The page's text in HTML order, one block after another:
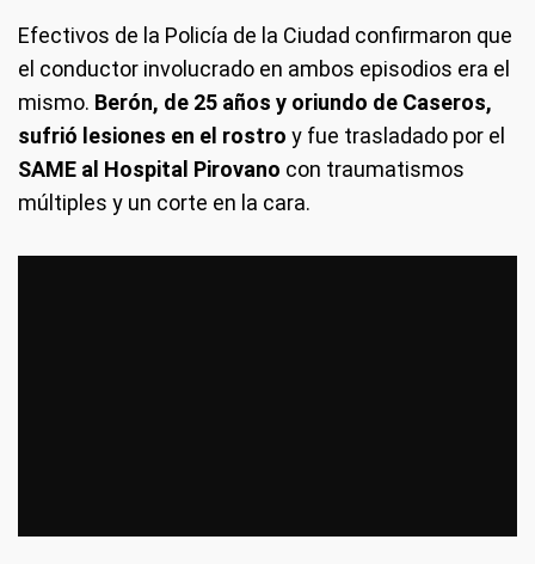
Efectivos de la Policía de la Ciudad confirmaron que
el conductor involucrado en ambos episodios era el
mismo. Berón, de 25 años y oriundo de Caseros,
sufrió lesiones en el rostro y fue trasladado por el
SAME al Hospital Pirovano con traumatismos
múltiples y un corte en la cara.